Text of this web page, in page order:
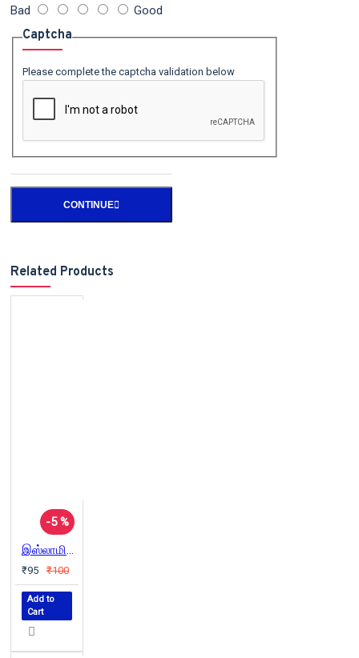
Bad Good
Captcha
Please complete the captcha validation below
CONTINUE
Related Products
-5 %
இஸ்லாமியக் கலைப்பண்பு
₹95 ₹100
Add to
Cart